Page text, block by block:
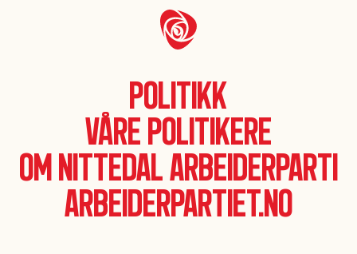
Politikk
Våre politikere
Om Nittedal Arbeiderparti
Arbeiderpartiet.no